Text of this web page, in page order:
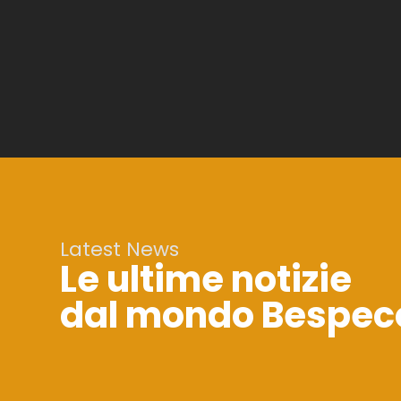
Latest News
Le ultime notizie
dal mondo